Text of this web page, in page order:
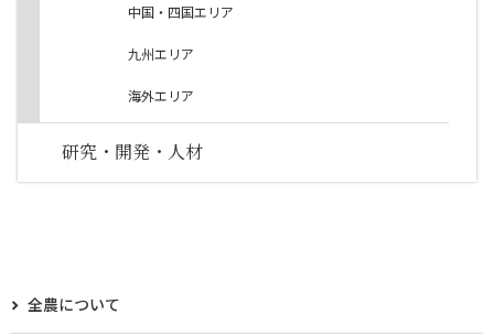
中国・四国エリア
九州エリア
海外エリア
研究・開発・人材
全農について